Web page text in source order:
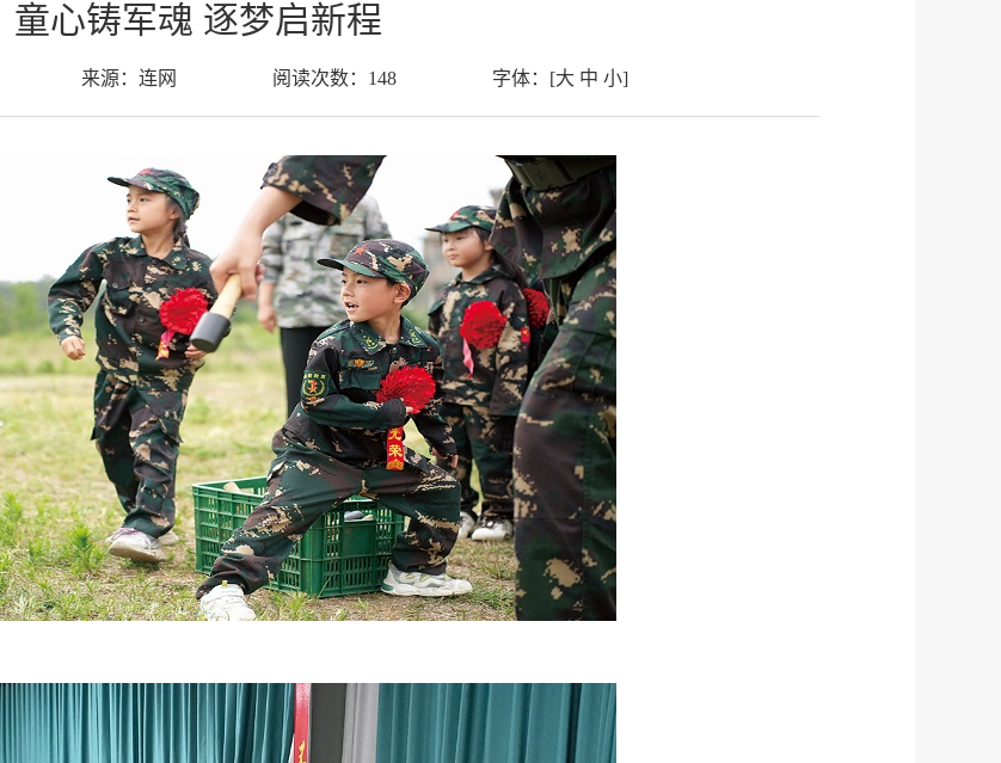
童心铸军魂 逐梦启新程
来源： 连网 阅读次数： 148 字体： [大 中 小]